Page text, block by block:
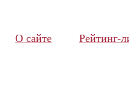
О сайте Рейтинг-